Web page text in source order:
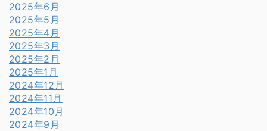
2025年6月
2025年5月
2025年4月
2025年3月
2025年2月
2025年1月
2024年12月
2024年11月
2024年10月
2024年9月